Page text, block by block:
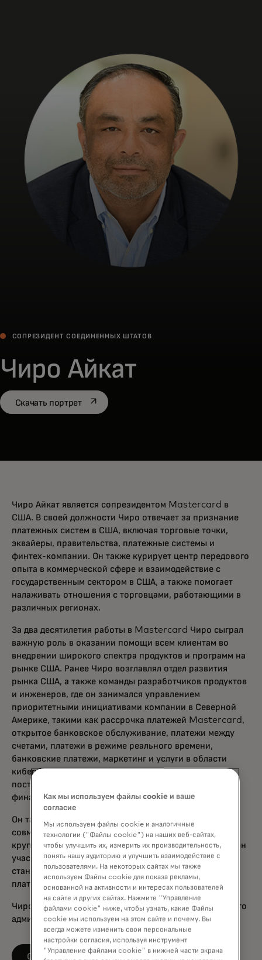
Для бизнеса
Для всего мира
Для новаторов
Новости и тренды
СОПРЕЗИДЕНТ СОЕДИНЕННЫХ ШТАТОВ
Чиро Айкат
Скачать портретopens in a new tab
Чиро Айкат является сопрезидентом Mastercard в
США. В своей должности Чиро отвечает за признание
платежных систем в США, включая торговые точки,
эквайеры, правительства, платежные системы и
финтех-компании. Он также курирует центр передового
опыта в коммерческой сфере и взаимодействие с
государственным сектором в США, а также помогает
налаживать отношения с торговцами, работающими в
различных регионах.
За два десятилетия работы в Mastercard Чиро сыграл
важную роль в оказании помощи всем клиентам во
внедрении широкого спектра продуктов и программ на
рынке США. Ранее Чиро возглавлял отдел развития
рынка США, а также команды разработчиков продуктов
и инженеров, где он занимался управлением
приоритетными инициативами компании в Северной
Америке, такими как рассрочка платежей Mastercard,
открытое банковское обслуживание, платежи между
счетами, платежи в режиме реального времени,
банковские платежи, маркетинг и услуги в области
кибербезопасности, обеспечивая тем самым
постоянное предоставление ценности для продавцов,
финансовых учреждений и потребителей.
Он также помогал возглавлять команду, которая
совместно создавала и адаптировала решения для
крупнейших эмитентов мира. Ранее в своей карьере он
участвовал в руководстве по миграции рынка США на
стандарт чипов EMV и внедрению бесконтактных
платежей в Северной Америке.
Чиро имеет степень бакалавра наук в области делового
администрирования Университета Сент-Луиса.
Следите за LinkedIn
opens in a new tab
Как мы используем файлы cookie и ваше
согласие
Мы используем файлы cookie и аналогичные
технологии ("Файлы cookie") на наших веб-сайтах,
чтобы улучшить их, измерить их производительность,
понять нашу аудиторию и улучшить взаимодействие с
пользователями. На некоторых сайтах мы также
используем Файлы cookie для показа рекламы,
основанной на активности и интересах пользователей
на сайте и других сайтах. Нажмите "Управление
файлами cookie" ниже, чтобы узнать, какие Файлы
cookie мы используем на этом сайте и почему. Вы
всегда можете изменить свои персональные
настройки согласия, используя инструмент
"Управление файлами cookie" в нижней части экрана